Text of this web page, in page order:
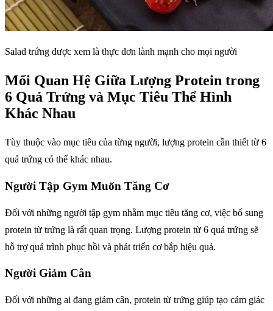
Salad trứng được xem là thực đơn lành mạnh cho mọi người
Mối Quan Hệ Giữa Lượng Protein trong
6 Quả Trứng và Mục Tiêu Thể Hình
Khác Nhau
Tùy thuộc vào mục tiêu của từng người, lượng protein cần thiết từ 6
quả trứng có thể khác nhau.
Người Tập Gym Muốn Tăng Cơ
Đối với những người tập gym nhằm mục tiêu tăng cơ, việc bổ sung
protein từ trứng là rất quan trọng. Lượng protein từ 6 quả trứng sẽ
hỗ trợ quá trình phục hồi và phát triển cơ bắp hiệu quả.
Người Giảm Cân
Đối với những ai đang giảm cân, protein từ trứng giúp tạo cảm giác